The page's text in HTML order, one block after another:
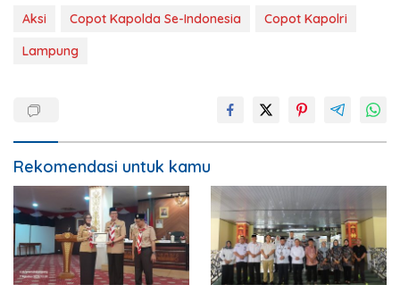
Aksi Copot Kapolda Se-Indonesia
Copot Kapolri
Lampung
Rekomendasi untuk kamu